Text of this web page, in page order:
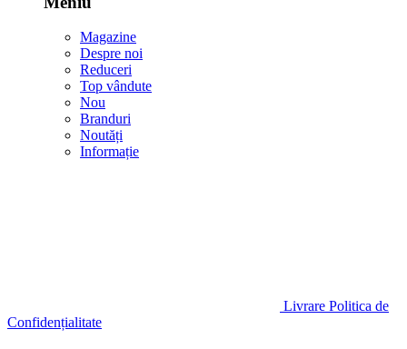
Magazine
Despre noi
Reduceri
Top vândute
Nou
Branduri
Noutăți
Informație
Livrare Politica de
Confidențialitate